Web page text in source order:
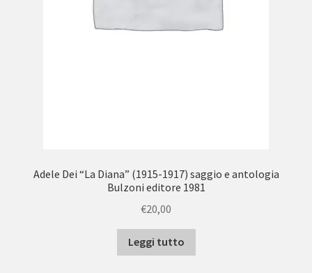
Adele Dei “La Diana” (1915-1917) saggio e antologia
Bulzoni editore 1981
€20,00
Leggi tutto